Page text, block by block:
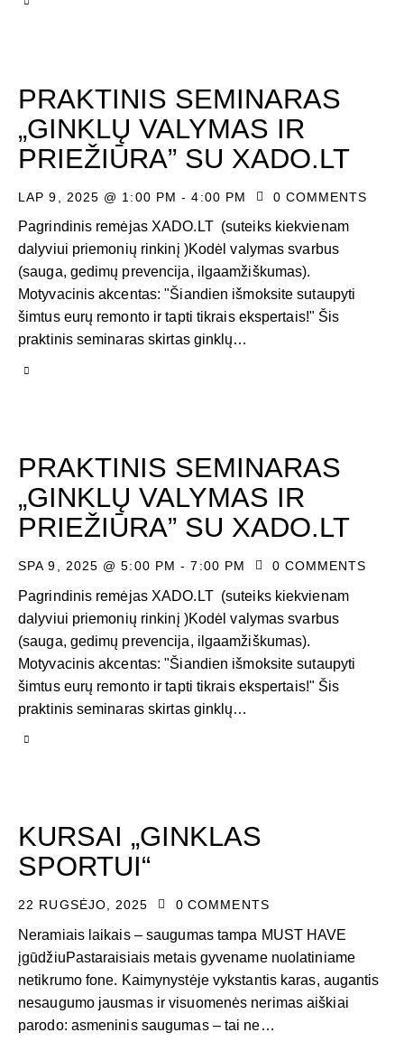
PRAKTINIS SEMINARAS
„GINKLŲ VALYMAS IR
PRIEŽIŪRA” SU XADO.LT
LAP 9, 2025 @ 1:00 PM -4:00 PM 0 COMMENTS
Pagrindinis remėjas XADO.LT (suteiks kiekvienam
dalyviui priemonių rinkinį )Kodėl valymas svarbus
(sauga, gedimų prevencija, ilgaamžiškumas).
Motyvacinis akcentas: "Šiandien išmoksite sutaupyti
šimtus eurų remonto ir tapti tikrais ekspertais!" Šis
praktinis seminaras skirtas ginklų…
PRAKTINIS SEMINARAS
„GINKLŲ VALYMAS IR
PRIEŽIŪRA” SU XADO.LT
SPA 9, 2025 @ 5:00 PM -7:00 PM 0 COMMENTS
Pagrindinis remėjas XADO.LT (suteiks kiekvienam
dalyviui priemonių rinkinį )Kodėl valymas svarbus
(sauga, gedimų prevencija, ilgaamžiškumas).
Motyvacinis akcentas: "Šiandien išmoksite sutaupyti
šimtus eurų remonto ir tapti tikrais ekspertais!" Šis
praktinis seminaras skirtas ginklų…
KURSAI „GINKLAS
SPORTUI“
22 RUGSĖJO, 2025 0 COMMENTS
Neramiais laikais – saugumas tampa MUST HAVE
įgūdžiuPastaraisiais metais gyvename nuolatiniame
netikrumo fone. Kaimynystėje vykstantis karas, augantis
nesaugumo jausmas ir visuomenės nerimas aiškiai
parodo: asmeninis saugumas – tai ne…